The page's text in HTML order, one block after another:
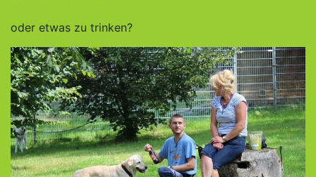
oder etwas zu trinken?